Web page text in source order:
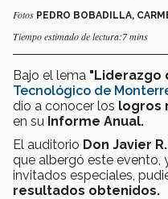
Fotos PEDRO BOBADILLA,
Tiempo estimado de lectura:7 mins
Bajo el lema "Liderazgo
Tecnológico de
dio a conocer los logros
en su Informe Anual.
El auditorio Don Javier
que albergó este evento,
invitados especiales,
resultados obtenidos.